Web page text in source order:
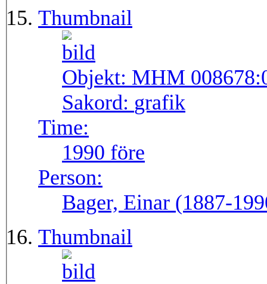
Thumbnail
Objekt: MHM
Sakord: grafik
Time:
1990 före
Person:
Bager, Einar (1887-
Thumbnail